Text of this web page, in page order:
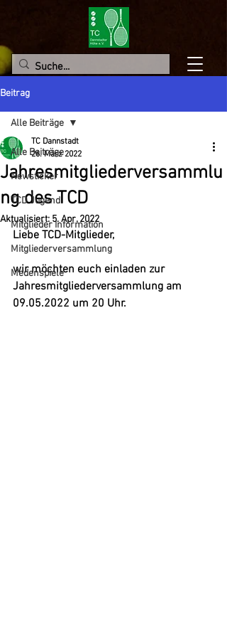
Beitrag
Alle Beiträge
Newsticker
TCD Jugend
Mitglieder Information
Mitgliederversammlung
Medenspiele
Alle Beiträge
Jahresmitgliederversammlu
ng des TCD
TC Dannstadt
26. März 2022
Aktualisiert:5. Apr. 2022
Liebe TCD-Mitglieder,
wir möchten euch einladen zur
Jahresmitgliederversammlung am
09.05.2022 um 20 Uhr.